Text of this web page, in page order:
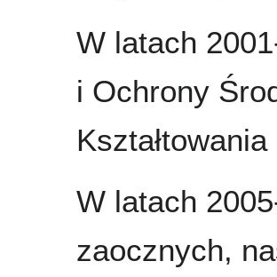
W latach
i Ochrony
W latach
zaocznych,